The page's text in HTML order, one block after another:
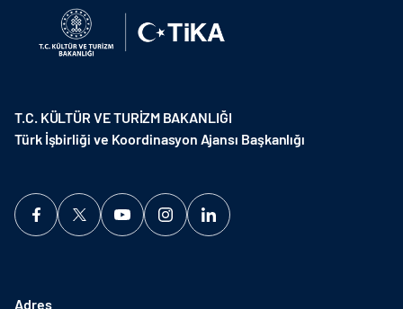
T.C. KÜLTÜR VE TURİZM BAKANLIĞI
Türk İşbirliği ve Koordinasyon Ajansı Başkanlığı
Adres